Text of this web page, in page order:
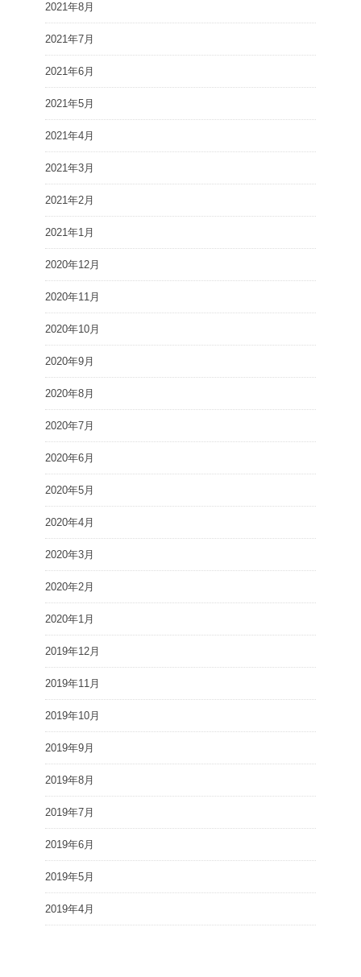
2021年8月
2021年7月
2021年6月
2021年5月
2021年4月
2021年3月
2021年2月
2021年1月
2020年12月
2020年11月
2020年10月
2020年9月
2020年8月
2020年7月
2020年6月
2020年5月
2020年4月
2020年3月
2020年2月
2020年1月
2019年12月
2019年11月
2019年10月
2019年9月
2019年8月
2019年7月
2019年6月
2019年5月
2019年4月